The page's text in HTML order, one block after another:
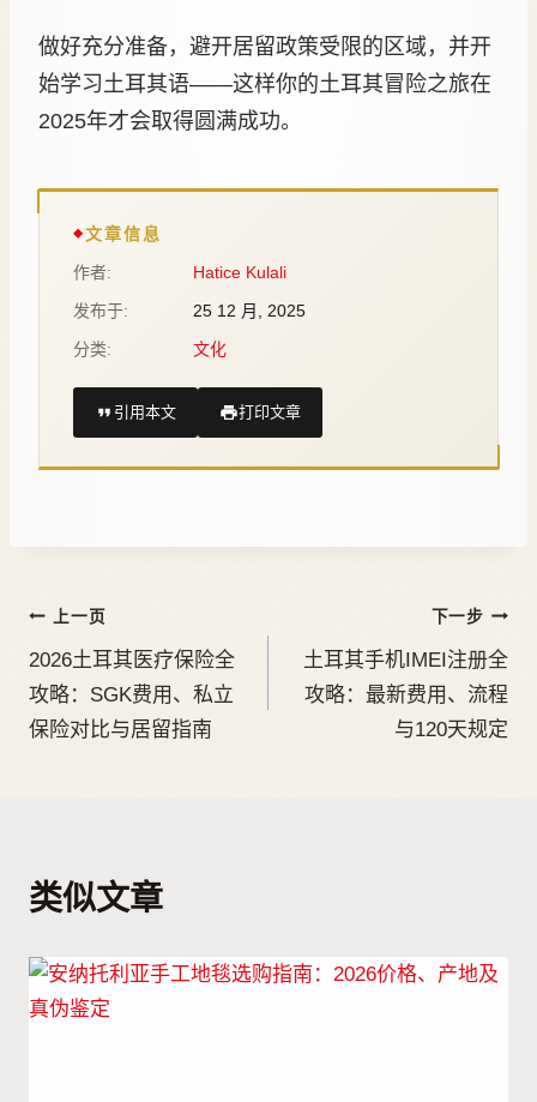
做好充分准备，避开居留政策受限的区域，并开
始学习土耳其语——这样你的土耳其冒险之旅在
2025年才会取得圆满成功。
文章信息
作者:
Hatice Kulali
发布于:
25 12 月, 2025
分类:
文化
引用本文 打印文章
上一页
2026土耳其医疗保险全
攻略：SGK费用、私立
保险对比与居留指南
下一步
土耳其手机IMEI注册全
攻略：最新费用、流程
与120天规定
类似文章